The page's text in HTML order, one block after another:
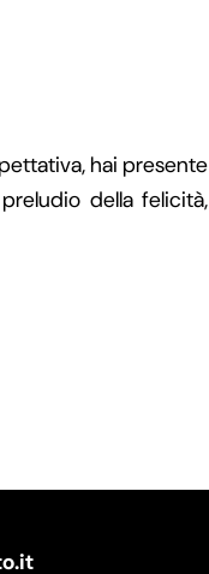
hai presente
della felicità,